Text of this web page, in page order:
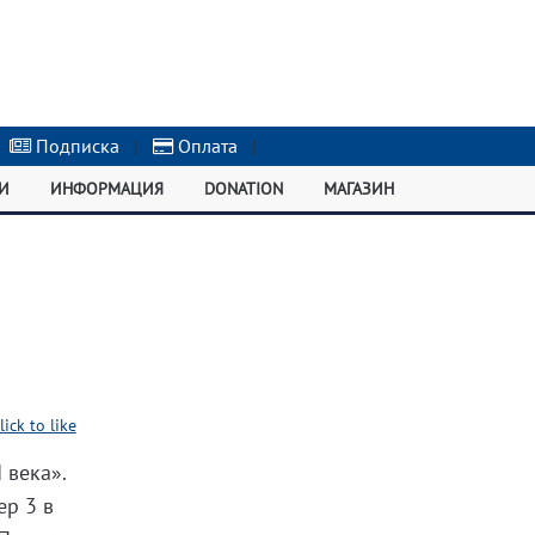
Подписка | Оплата |
ИНФОРМАЦИЯ DONATION МАГАЗИН
to like
3 в